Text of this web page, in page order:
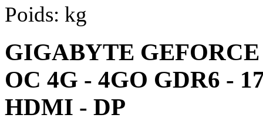
Poids: kg
GIGABYTE GEFORCE
OC 4G - 4GO GDR6 -
HDMI - DP